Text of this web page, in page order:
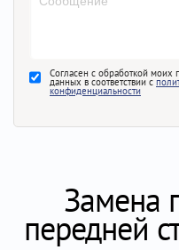
Согласен с обработкой моих
данных в соответствии с
конфиденциальности
Замена
передней